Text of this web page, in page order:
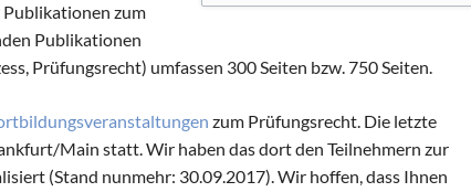
zum
Publikationen
Prüfungsrecht) umfassen 300 Seiten bzw. 750 Seiten.
zum Prüfungsrecht. Die letzte
Main statt. Wir haben das dort den Teilnehmern zur
(Stand nunmehr: 30.09.2017). Wir hoffen, dass Ihnen